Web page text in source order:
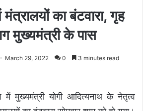
का बंटवारा, गृह
मुख्यमंत्री के पास
March 29, 2022 0 3 minutes read
में मुख्यमंत्री योगी आदित्यनाथ के नेतृत्व